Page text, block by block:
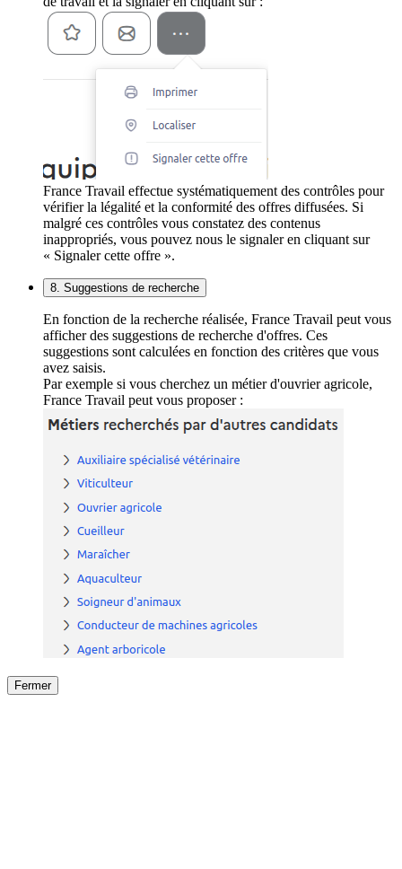
France Travail effectue systématiquement des contrôles pour
vérifier la légalité et la conformité des offres diffusées. Si
malgré ces contrôles vous constatez des contenus
inappropriés, vous pouvez nous le signaler en cliquant sur
« Signaler cette offre ».
8. Suggestions de recherche
En fonction de la recherche réalisée, France Travail peut vous
afficher des suggestions de recherche d'offres. Ces
suggestions sont calculées en fonction des critères que vous
avez saisis.
Par exemple si vous cherchez un métier d'ouvrier agricole,
France Travail peut vous proposer :
Fermer